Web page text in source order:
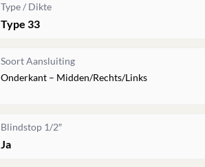
Type / Dikte
Type 33
Soort Aansluiting
Onderkant – Midden/Rechts/Links
Blindstop 1/2″
Ja